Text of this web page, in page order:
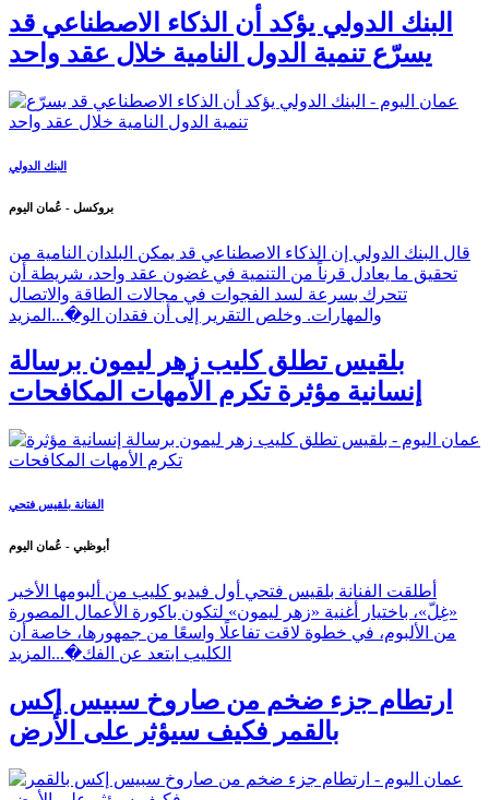
البنك الدولي يؤكد أن الذكاء الاصطناعي قد
يسرّع تنمية الدول النامية خلال عقد واحد
البنك الدولي
بروكسل - عُمان اليوم
قال البنك الدولي إن الذكاء الاصطناعي قد يمكن البلدان النامية من
تحقيق ما يعادل قرناً من التنمية في غضون عقد واحد، شريطة أن
تتحرك بسرعة لسد الفجوات في مجالات الطاقة والاتصال
والمهارات. وخلص التقرير إلى أن فقدان الو�... المزيد
بلقيس تطلق كليب زهر ليمون برسالة
إنسانية مؤثرة تكرم الأمهات المكافحات
الفنانة بلقيس فتحي
أبوظبي - عُمان اليوم
أطلقت الفنانة بلقيس فتحي أول فيديو كليب من ألبومها الأخير
«غِلّ»، باختيار أغنية «زهر ليمون» لتكون باكورة الأعمال المصورة
من الألبوم، في خطوة لاقت تفاعلًا واسعًا من جمهورها، خاصة أن
الكليب ابتعد عن الفك�... المزيد
ارتطام جزء ضخم من صاروخ سبيس إكس
بالقمر فكيف سيؤثر على الأرض